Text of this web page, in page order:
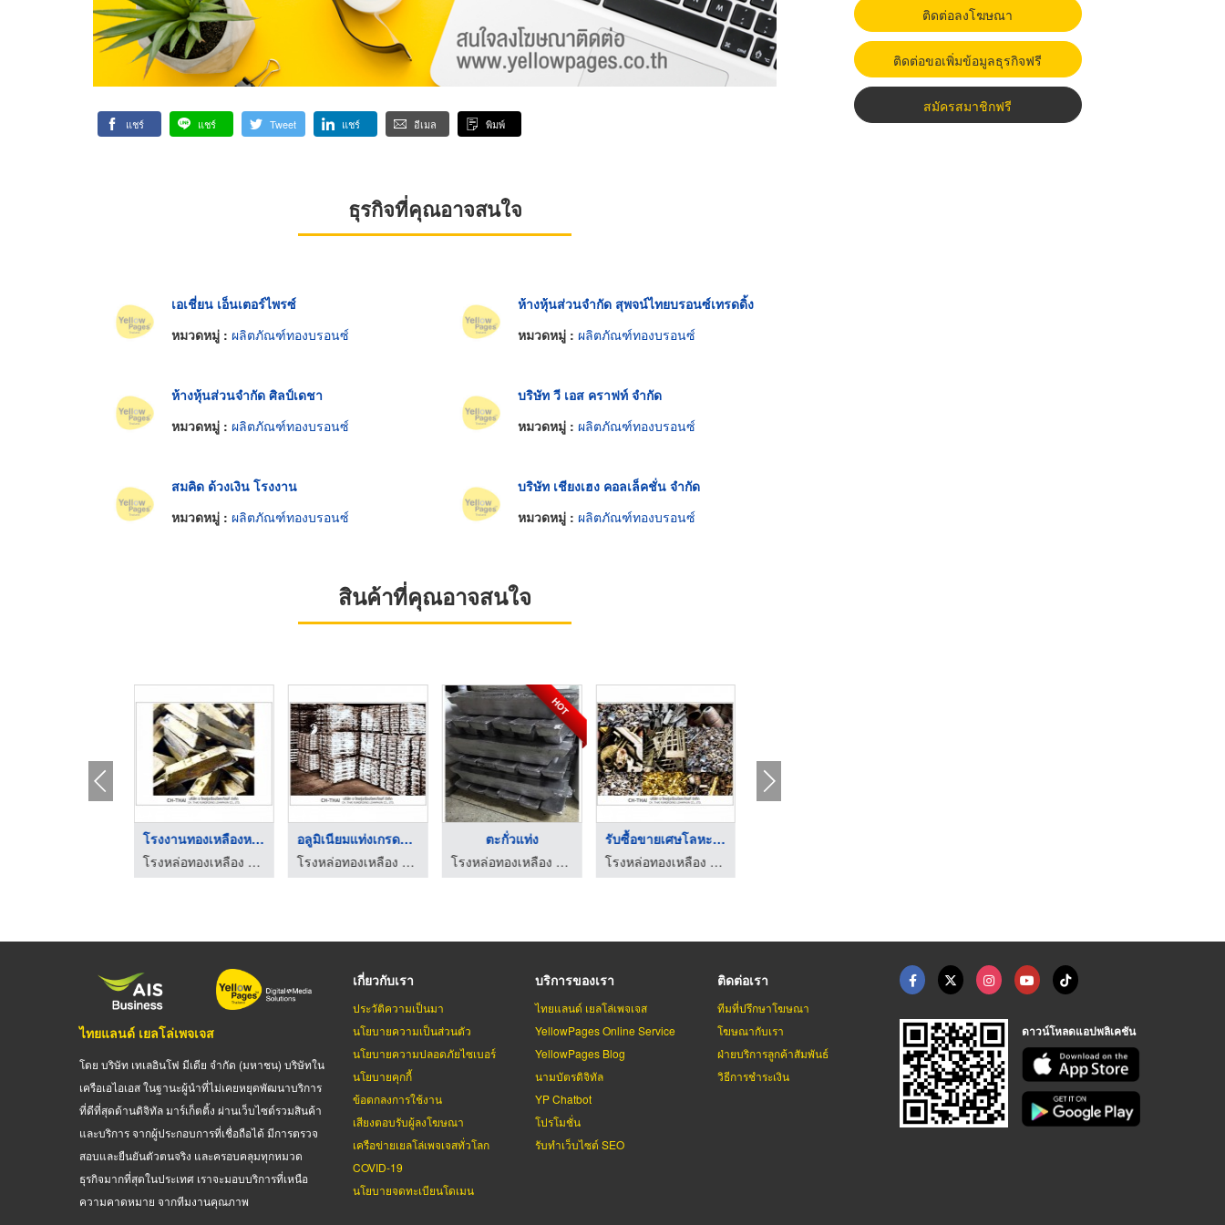
แชร์ แชร์ Tweet แชร์ อีเมล พิมพ์
ธุรกิจที่คุณอาจสนใจ
เอเชี่ยน เอ็นเตอร์ไพรซ์
หมวดหมู่ : ผลิตภัณฑ์ทองบรอนซ์
ห้างหุ้นส่วนจำกัด สุพจน์ไทยบรอนซ์เทรดดิ้ง
หมวดหมู่ : ผลิตภัณฑ์ทองบรอนซ์
ห้างหุ้นส่วนจำกัด ศิลป์เดชา
หมวดหมู่ : ผลิตภัณฑ์ทองบรอนซ์
บริษัท วี เอส คราฟท์ จำกัด
หมวดหมู่ : ผลิตภัณฑ์ทองบรอนซ์
สมคิด ด้วงเงิน โรงงาน
หมวดหมู่ : ผลิตภัณฑ์ทองบรอนซ์
บริษัท เชียงเฮง คอลเล็คชั่น จำกัด
หมวดหมู่ : ผลิตภัณฑ์ทองบรอนซ์
สินค้าที่คุณอาจสนใจ
โรงงานทองเหลืองหล่อพ ...
โรงหล่อทองเหลือง ช ไทยรุ่งเรืองโลหะภัณฑ์
อลูมิเนียมแท่งเกรดต่ ...
โรงหล่อทองเหลือง ช ไทยรุ่งเรืองโลหะภัณฑ์
HOT
ตะกั่วแท่ง
โรงหล่อทองเหลือง ช ไทยรุ่งเรืองโลหะภัณฑ์
รับซื้อขายเศษโลหะทอง ...
โรงหล่อทองเหลือง ช ไทยรุ่งเรืองโลหะภัณฑ์
ติดต่อลงโฆษณา
ติดต่อขอเพิ่มข้อมูลธุรกิจฟรี
สมัครสมาชิกฟรี
ไทยแลนด์ เยลโล่เพจเจส
โดย บริษัท เทเลอินโฟ มีเดีย จำกัด (มหาชน) บริษัทใน
เครือเอไอเอส ในฐานะผู้นำที่ไม่เคยหยุดพัฒนาบริการ
ที่ดีที่สุดด้านดิจิทัล มาร์เก็ตติ้ง ผ่านเว็บไซต์รวมสินค้า
และบริการ จากผู้ประกอบการที่เชื่อถือได้ มีการตรวจ
สอบและยืนยันตัวตนจริง และครอบคลุมทุกหมวด
ธุรกิจมากที่สุดในประเทศ เราจะมอบบริการที่เหนือ
ความคาดหมาย จากทีมงานคุณภาพ
เกี่ยวกับเรา
ประวัติความเป็นมา
นโยบายความเป็นส่วนตัว
นโยบายความปลอดภัยไซเบอร์
นโยบายคุกกี้
ข้อตกลงการใช้งาน
เสียงตอบรับผู้ลงโฆษณา
เครือข่ายเยลโล่เพจเจสทั่วโลก
COVID-19
นโยบายจดทะเบียนโดเมน
บริการของเรา
ไทยแลนด์ เยลโล่เพจเจส
YellowPages Online Service
YellowPages Blog
นามบัตรดิจิทัล
YP Chatbot
โปรโมชั่น
รับทำเว็บไซต์ SEO
ติดต่อเรา
ทีมที่ปรึกษาโฆษณา
โฆษณากับเรา
ฝ่ายบริการลูกค้าสัมพันธ์
วิธีการชำระเงิน
ดาวน์โหลดแอปพลิเคชัน